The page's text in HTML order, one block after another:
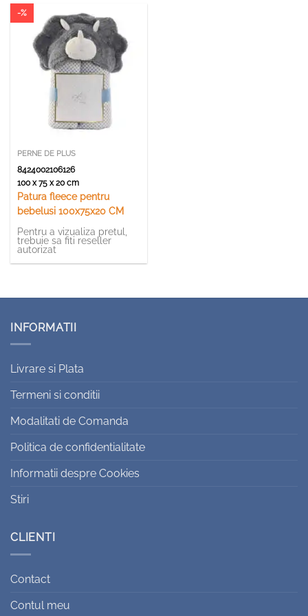
-%
PERNE DE PLUS
8424002106126
100 x 75 x 20 cm
Patura fleece pentru
bebelusi 100x75x20 CM
Pentru a vizualiza pretul,
trebuie sa fiti reseller
autorizat
INFORMATII
Livrare si Plata
Termeni si conditii
Modalitati de Comanda
Politica de confidentialitate
Informatii despre Cookies
Stiri
CLIENTI
Contact
Contul meu